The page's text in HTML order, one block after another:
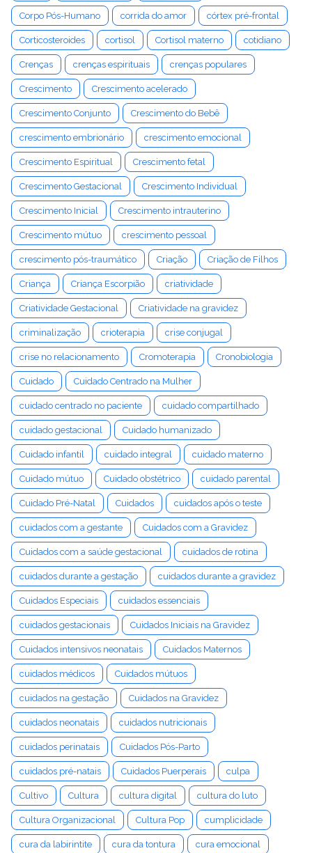
Corpo Pós-Humano corrida do amor córtex pré-frontal
Corticosteroides cortisol Cortisol materno cotidiano
Crenças crenças espirituais crenças populares
Crescimento Crescimento acelerado
Crescimento Conjunto Crescimento do Bebê
crescimento embrionário crescimento emocional
Crescimento Espiritual Crescimento fetal
Crescimento Gestacional Crescimento Individual
Crescimento Inicial Crescimento intrauterino
Crescimento mútuo crescimento pessoal
crescimento pós-traumático Criação Criação de Filhos
Criança Criança Escorpião criatividade
Criatividade Gestacional Criatividade na gravidez
criminalização crioterapia crise conjugal
crise no relacionamento Cromoterapia Cronobiologia
Cuidado Cuidado Centrado na Mulher
cuidado centrado no paciente cuidado compartilhado
cuidado gestacional Cuidado humanizado
Cuidado infantil cuidado integral cuidado materno
Cuidado mútuo Cuidado obstétrico cuidado parental
Cuidado Pré-Natal Cuidados cuidados após o teste
cuidados com a gestante Cuidados com a Gravidez
Cuidados com a saúde gestacional cuidados de rotina
cuidados durante a gestação cuidados durante a gravidez
Cuidados Especiais cuidados essenciais
cuidados gestacionais Cuidados Iniciais na Gravidez
Cuidados intensivos neonatais Cuidados Maternos
cuidados médicos Cuidados mútuos
cuidados na gestação Cuidados na Gravidez
cuidados neonatais cuidados nutricionais
cuidados perinatais Cuidados Pós-Parto
cuidados pré-natais Cuidados Puerperais culpa
Cultivo Cultura cultura digital cultura do luto
Cultura Organizacional Cultura Pop cumplicidade
cura da labirintite cura da tontura cura emocional